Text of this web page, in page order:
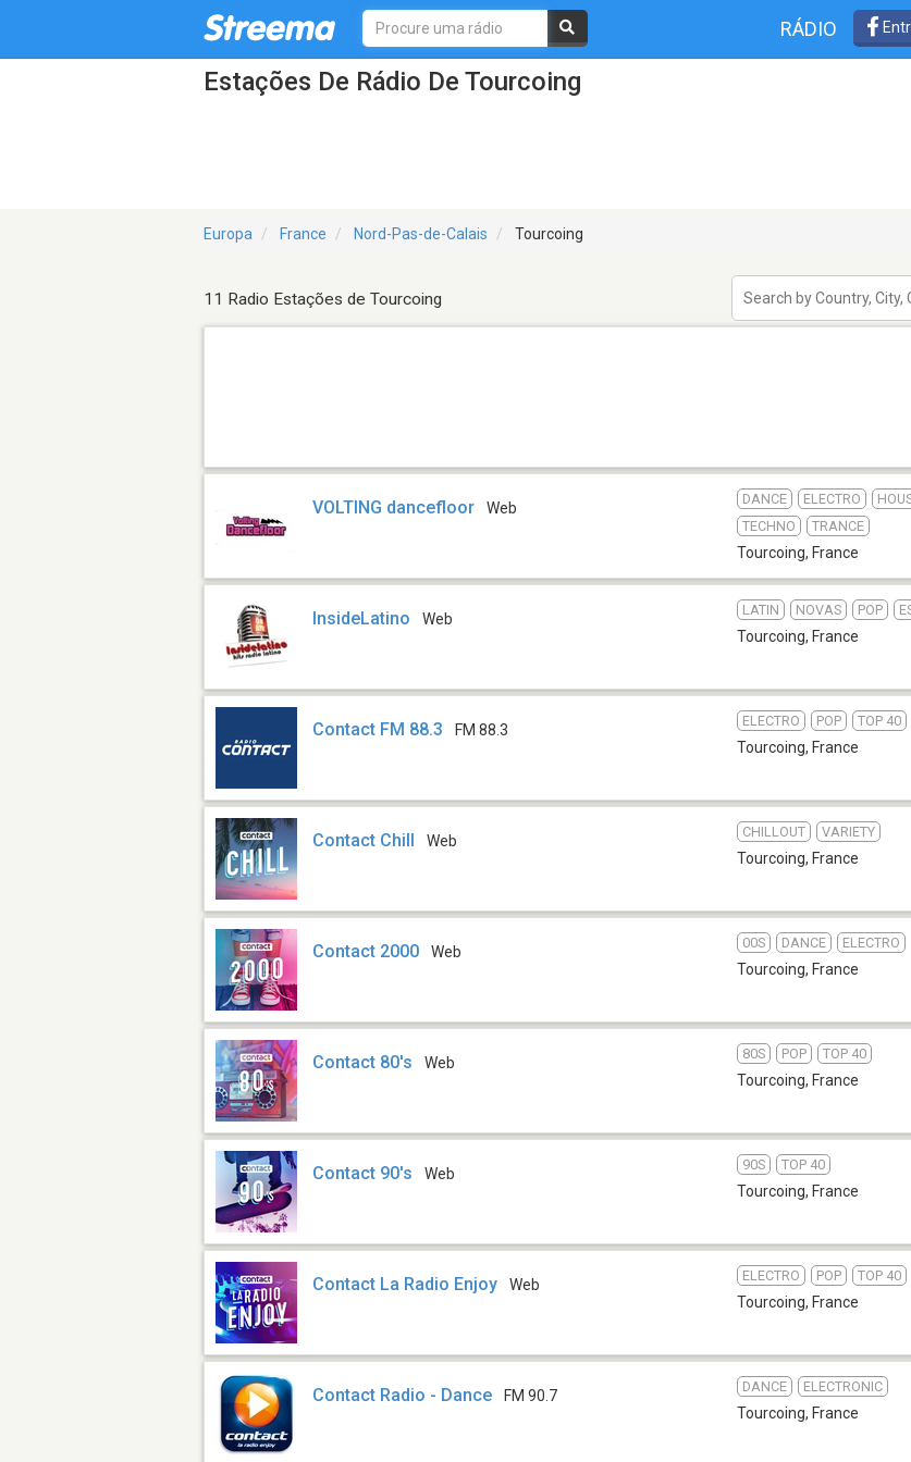
RÁDIO
Estações De Rádio De Tourcoing
Europa France Nord-Pas-de-Calais Tourcoing
11 Radio Estações de Tourcoing
VOLTING dancefloor Web
DANCE ELECTRO
TECHNO
TRANCE
Tourcoing, France
InsideLatino Web
LATIN NOVAS POP
Tourcoing, France
Contact FM 88.3 FM 88.3
ELECTRO POP TOP 40
Tourcoing, France
Contact Chill Web
CHILLOUT VARIETY
Tourcoing, France
Contact 2000 Web
00S DANCE ELECTRO
Tourcoing, France
Contact 80's Web
80S POP TOP 40
Tourcoing, France
Contact 90's Web
90S TOP 40
Tourcoing, France
Contact La Radio Enjoy Web
ELECTRO POP TOP 40
Tourcoing, France
Contact Radio - Dance FM 90.7
DANCE ELECTRONIC
Tourcoing, France